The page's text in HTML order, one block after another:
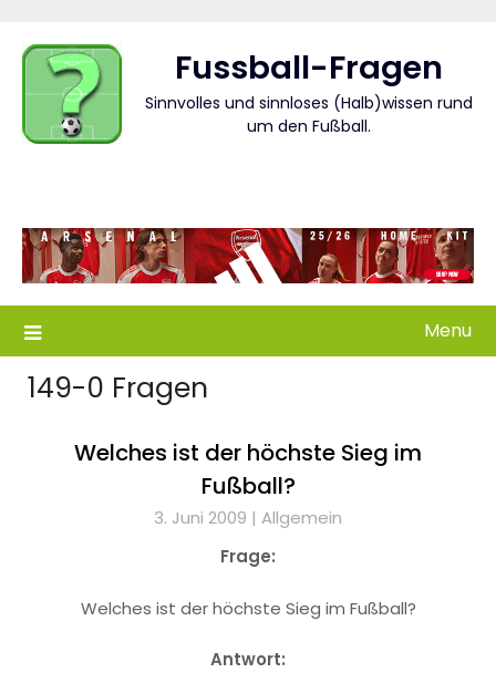
content
Fussball-Fragen
Sinnvolles und sinnloses (Halb)wissen rund
um den Fußball.
Menu
149-0 Fragen
Welches ist der höchste Sieg im
Fußball?
3. Juni 2009 | Allgemein
Frage:
Welches ist der höchste Sieg im Fußball?
Antwort: